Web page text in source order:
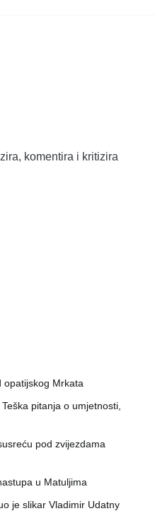
komentira i kritizira
opatijskog Mrkata
pitanja o umjetnosti,
pod zvijezdama
u Matuljima
je slikar Vladimir Udatny